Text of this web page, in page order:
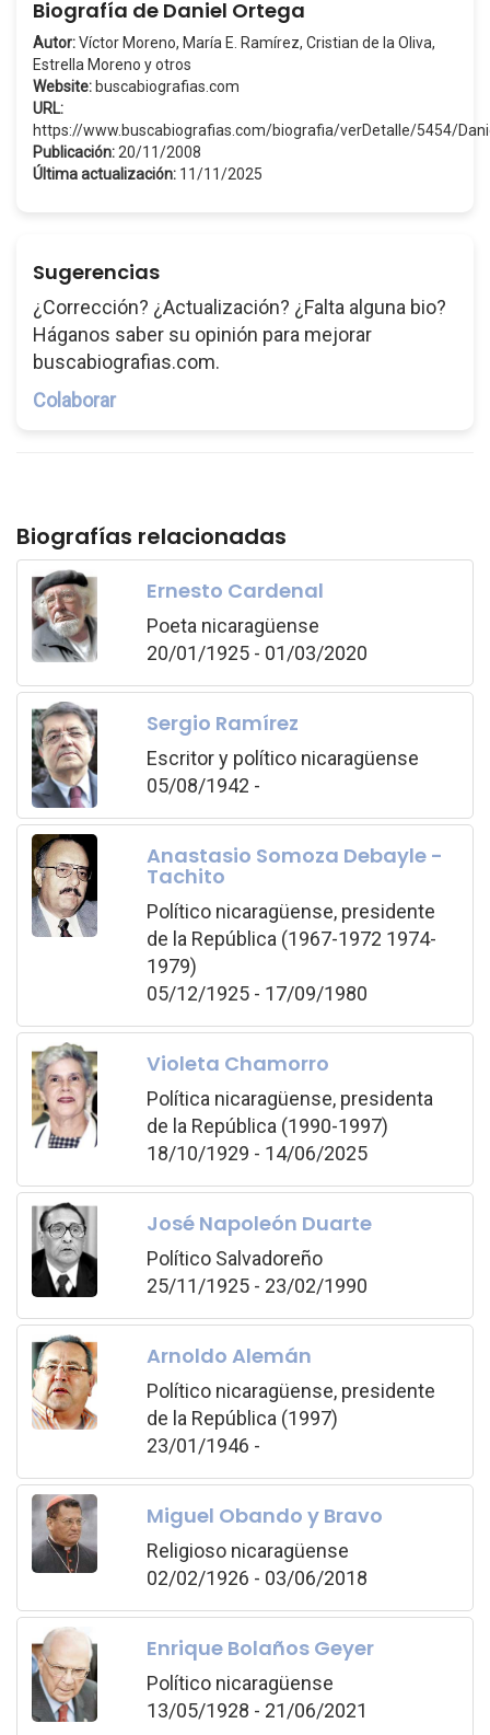
Biografía de Daniel Ortega
Autor:Víctor Moreno, María E. Ramírez, Cristian de la Oliva,
Estrella Moreno y otros
Website: buscabiografias.com
URL:
https://www.buscabiografias.com/biografia/verDetalle/5454/
Publicación: 20/11/2008
Última actualización: 11/11/2025
Sugerencias
¿Corrección? ¿Actualización? ¿Falta alguna bio?
Háganos saber su opinión para mejorar
buscabiografias.com.
Colaborar
Biografías relacionadas
Ernesto Cardenal
Poeta nicaragüense
20/01/1925 - 01/03/2020
Sergio Ramírez
Escritor y político nicaragüense
05/08/1942 -
Anastasio Somoza Debayle -
Tachito
Político nicaragüense, presidente
de la República (1967-1972 1974-
1979)
05/12/1925 - 17/09/1980
Violeta Chamorro
Política nicaragüense, presidenta
de la República (1990-1997)
18/10/1929 - 14/06/2025
José Napoleón Duarte
Político Salvadoreño
25/11/1925 - 23/02/1990
Arnoldo Alemán
Político nicaragüense, presidente
de la República (1997)
23/01/1946 -
Miguel Obando y Bravo
Religioso nicaragüense
02/02/1926 - 03/06/2018
Enrique Bolaños Geyer
Político nicaragüense
13/05/1928 - 21/06/2021